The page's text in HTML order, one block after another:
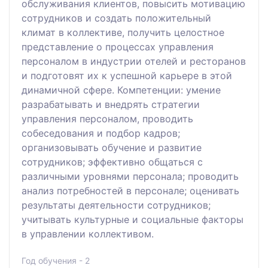
обслуживания клиентов, повысить мотивацию
сотрудников и создать положительный
климат в коллективе, получить целостное
представление о процессах управления
персоналом в индустрии отелей и ресторанов
и подготовят их к успешной карьере в этой
динамичной сфере. Компетенции: умение
разрабатывать и внедрять стратегии
управления персоналом, проводить
собеседования и подбор кадров;
организовывать обучение и развитие
сотрудников; эффективно общаться с
различными уровнями персонала; проводить
анализ потребностей в персонале; оценивать
результаты деятельности сотрудников;
учитывать культурные и социальные факторы
в управлении коллективом.
Год обучения - 2